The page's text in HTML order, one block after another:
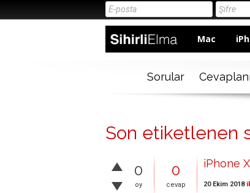
Mac
Sorular
Son etiketlenen
0
oy
0
cevap
iPhone
20 Ekim 2018